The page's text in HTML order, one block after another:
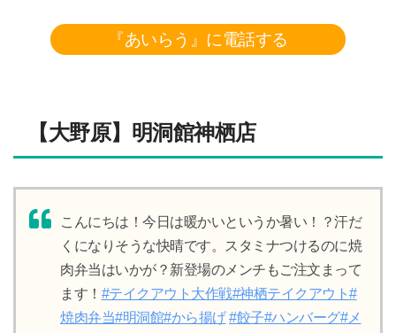
『あいらう』に電話する
【大野原】明洞館神栖店
こんにちは！今日は暖かいというか暑い！？汗だ
くになりそうな快晴です。スタミナつけるのに焼
肉弁当はいかが？新登場のメンチもご注文まって
ます！ #テイクアウト大作戦#神栖テイクアウト#
焼肉弁当#明洞館#から揚げ #餃子#ハンバーグ#メ